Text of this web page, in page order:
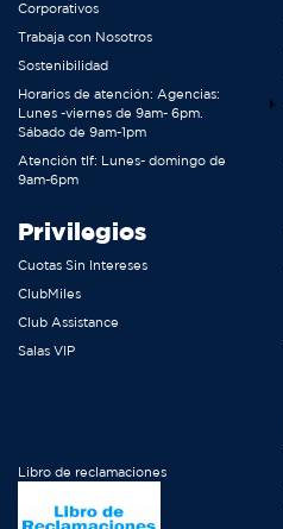
Corporativos
Trabaja con Nosotros
Sostenibilidad
Horarios de atención: Agencias:
Lunes -viernes de 9am- 6pm.
Sábado de 9am-1pm
Atención tlf: Lunes- domingo de
9am-6pm
Privilegios
Cuotas Sin Intereses
ClubMiles
Club Assistance
Salas VIP
Libro de reclamaciones